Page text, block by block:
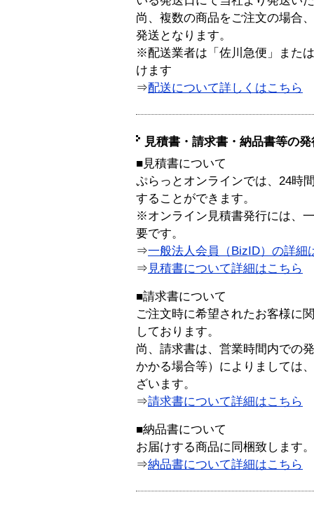
尚、複数の商品をご注文の場合
発送となります。
※配送業者は「佐川急便」また
けます
⇒配送について詳しくはこちら
見積書・請求書・納品書等の
■見積書について
ぷらっとオンラインでは、24時
することができます。
※オンライン見積書発行には、
要です。
⇒一般法人会員（BizID）の詳細
⇒ 見積書について詳細はこちら
■請求書について
ご注文時に希望されたお客様に
しております。
尚、請求書は、営業時間内での
かかる場合等）によりましては
ざいます。
⇒請求書について詳細はこちら
■納品書について
お届けする商品に同梱致します。
⇒納品書について詳細はこちら